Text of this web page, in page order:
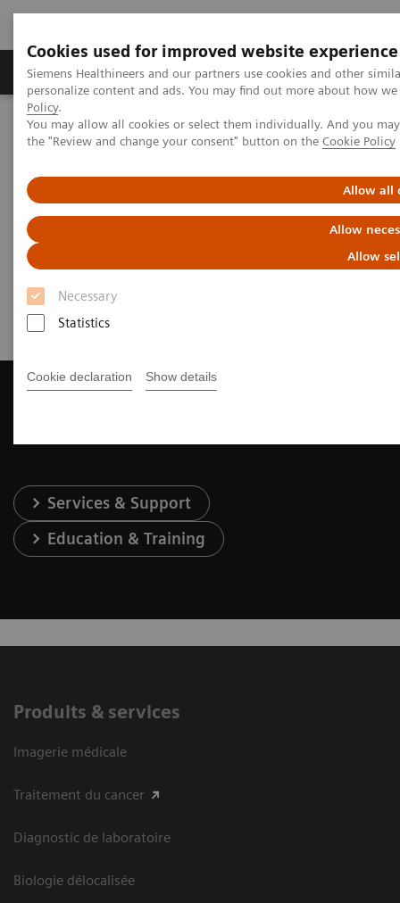
Cookies used for improved website experience
Siemens Healthineers and our partners use cookies and other
personalize content and ads. You may find out more about how
Policy.
You may allow all cookies or select them individually. And you
the "Review and change your consent" button on the Cookie Policy
Allow all
Allow
Allow
Necessary
Statistics
Cookie declaration Show details
Produits & services Domaines cliniques
Home
Diagnostic de laboratoire
Tests par maladies et affections
Organ Transplantation - ISDs
Educational Content
Services & Support
Education & Training
Produits & services
Imagerie médicale
Traitement du cancer
Diagnostic de laboratoire
Biologie délocalisée